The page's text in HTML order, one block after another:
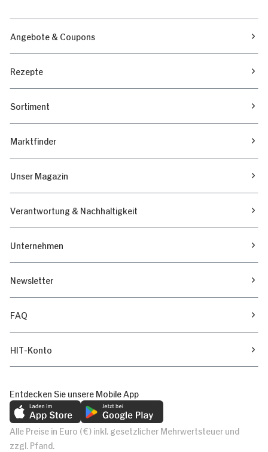
Angebote & Coupons
Rezepte
Sortiment
Marktfinder
Unser Magazin
Verantwortung & Nachhaltigkeit
Unternehmen
Newsletter
FAQ
HIT-Konto
Entdecken Sie unsere Mobile App
Alle Preise in Euro (€) inkl. gesetzlicher Mehrwertsteuer und
zzgl. Pfand.